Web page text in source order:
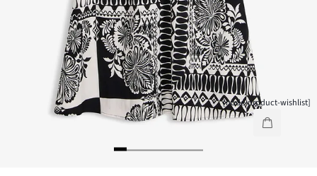
[node-product-wishlist]